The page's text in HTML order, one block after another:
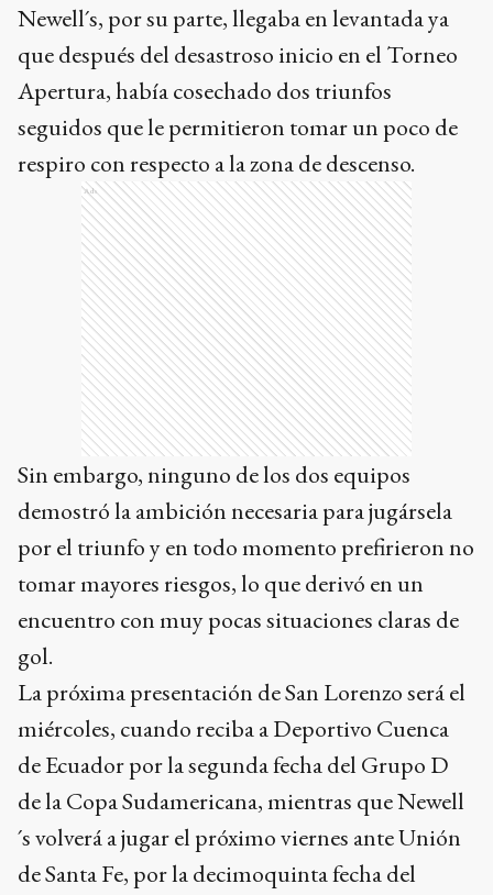
Newell´s, por su parte, llegaba en levantada ya
que después del desastroso inicio en el Torneo
Apertura, había cosechado dos triunfos
seguidos que le permitieron tomar un poco de
respiro con respecto a la zona de descenso.
Ads
Sin embargo, ninguno de los dos equipos
demostró la ambición necesaria para jugársela
por el triunfo y en todo momento prefirieron no
tomar mayores riesgos, lo que derivó en un
encuentro con muy pocas situaciones claras de
gol.
La próxima presentación de San Lorenzo será el
miércoles, cuando reciba a Deportivo Cuenca
de Ecuador por la segunda fecha del Grupo D
de la Copa Sudamericana, mientras que Newell
´s volverá a jugar el próximo viernes ante Unión
de Santa Fe, por la decimoquinta fecha del